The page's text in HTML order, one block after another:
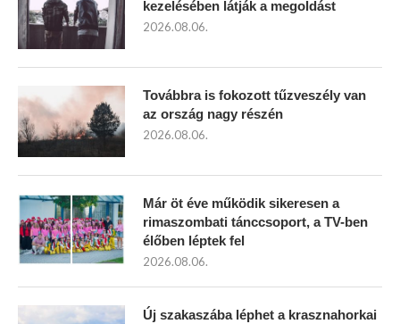
kezelésében látják a megoldást
2026.08.06.
Továbbra is fokozott tűzveszély van
az ország nagy részén
2026.08.06.
Már öt éve működik sikeresen a
rimaszombati tánccsoport, a TV-ben
élőben léptek fel
2026.08.06.
Új szakaszába léphet a krasznahorkai